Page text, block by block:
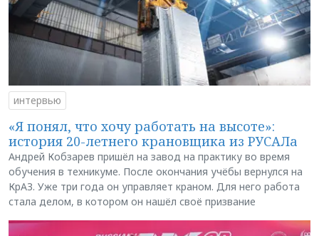
интервью
«Я понял, что хочу работать на высоте»:
история 20-летнего крановщика из РУСАЛа
Андрей Кобзарев пришёл на завод на практику во время
обучения в техникуме. После окончания учёбы вернулся на
КрАЗ. Уже три года он управляет краном. Для него работа
стала делом, в котором он нашёл своё призвание